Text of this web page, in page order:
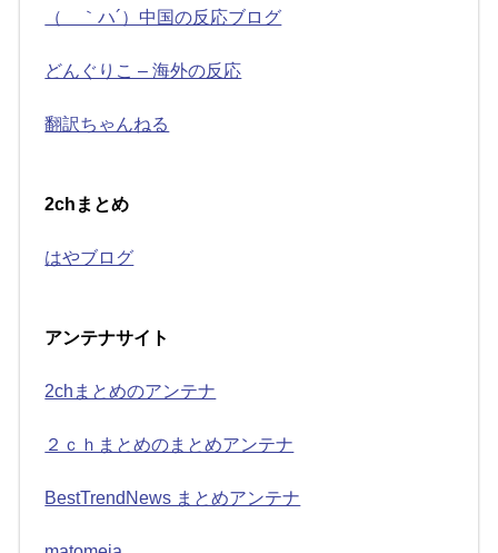
（ ｀ハ´）中国の反応ブログ
どんぐりこ – 海外の反応
翻訳ちゃんねる
2chまとめ
はやブログ
アンテナサイト
2chまとめのアンテナ
２ｃｈまとめのまとめアンテナ
BestTrendNews まとめアンテナ